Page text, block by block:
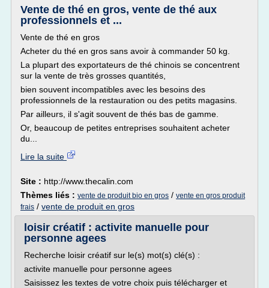
Vente de thé en gros, vente de thé aux
professionnels et ...
Vente de thé en gros
Acheter du thé en gros sans avoir à commander 50 kg.
La plupart des exportateurs de thé chinois se concentrent
sur la vente de très grosses quantités,
bien souvent incompatibles avec les besoins des
professionnels de la restauration ou des petits magasins.
Par ailleurs, il s'agit souvent de thés bas de gamme.
Or, beaucoup de petites entreprises souhaitent acheter
du...
Lire la suite
Site : http://www.thecalin.com
Thèmes liés : vente de produit bio en gros / vente en gros produit
frais / vente de produit en gros
loisir créatif : activite manuelle pour
personne agees
Recherche loisir créatif sur le(s) mot(s) clé(s) :
activite manuelle pour personne agees
Saisissez les textes de votre choix puis télécharger et